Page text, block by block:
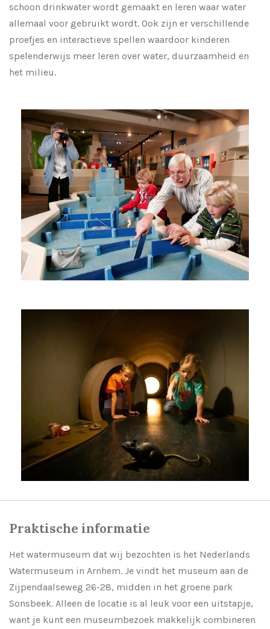
schoon drinkwater wordt gemaakt en leren waar water
allemaal voor gebruikt wordt. Ook zijn er verschillende
proefjes en interactieve spellen waardoor kinderen
spelenderwijs meer leren over water, duurzaamheid en
het milieu.
Praktische informatie
Het watermuseum dat wij bezochten is het Nederlands
Watermuseum in Arnhem. Je vindt het museum aan de
Zijpendaalseweg 26-28, midden in het groene park
Sonsbeek. Alleen de locatie is al leuk voor een uitstapje,
want je kunt een museumbezoek makkelijk combineren